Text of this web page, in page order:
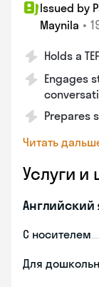
Issued by
Maynila •
Holds a
Engages
Prepares
Читать
Услуги и
Английский
С носителем
Для